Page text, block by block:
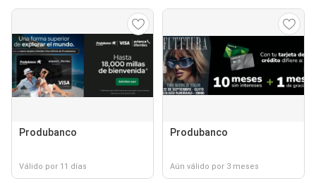
Produbanco
Válido por 11 días
Produbanco
Aún válido por 3 meses